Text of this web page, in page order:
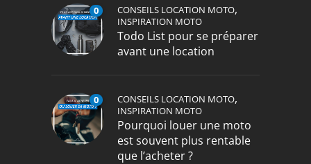
0 CONSEILS LOCATION MOTO,
INSPIRATION MOTO
Todo List pour se préparer
avant une location
0 CONSEILS LOCATION MOTO,
INSPIRATION MOTO
Pourquoi louer une moto
est souvent plus rentable
que l’acheter ?